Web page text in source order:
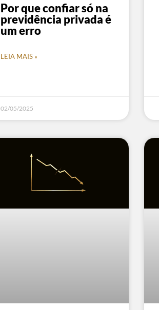
Por que confiar só na
previdência privada é
um erro
LEIA MAIS »
02/05/2025